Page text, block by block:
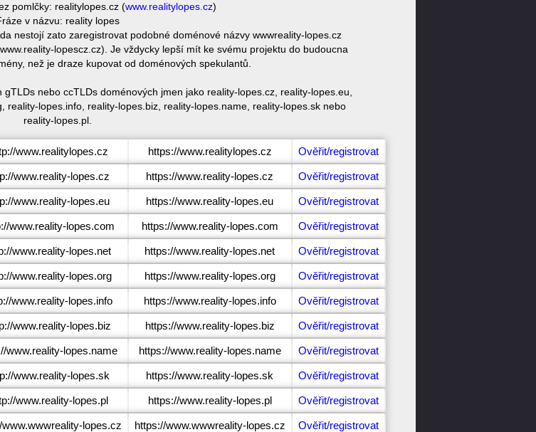
pomlčky: realitylopes.cz (www.realitylopes.cz)
v názvu: reality lopes
nestojí zato zaregistrovat podobné doménové názvy wwwreality-lopes.cz
lopescz.cz). Je vždycky lepší mít ke svému projektu do budoucna
než je draze kupovat od doménových spekulantů.
nebo ccTLDs doménových jmen jako reality-lopes.cz, reality-lopes.eu,
reality-lopes.info, reality-lopes.biz, reality-lopes.name, reality-lopes.sk nebo
reality-lopes.pl.
www.realitylopes.cz https://www.realitylopes.cz Ověřit/registrovat
www.reality-lopes.cz https://www.reality-lopes.cz Ověřit/registrovat
www.reality-lopes.eu https://www.reality-lopes.eu Ověřit/registrovat
www.reality-lopes.com https://www.reality-lopes.com Ověřit/registrovat
www.reality-lopes.net https://www.reality-lopes.net Ověřit/registrovat
www.reality-lopes.org https://www.reality-lopes.org Ověřit/registrovat
www.reality-lopes.info https://www.reality-lopes.info Ověřit/registrovat
www.reality-lopes.biz https://www.reality-lopes.biz Ověřit/registrovat
www.reality-lopes.name https://www.reality-lopes.name Ověřit/registrovat
www.reality-lopes.sk https://www.reality-lopes.sk Ověřit/registrovat
www.reality-lopes.pl https://www.reality-lopes.pl Ověřit/registrovat
www.wwwreality-lopes.cz https://www.wwwreality-lopes.cz Ověřit/registrovat